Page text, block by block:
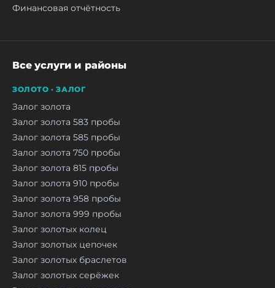
Финансовая отчётность
Все услуги и районы
ЗОЛОТО · ЗАЛОГ
Залог золота
Залог золота 583 пробы
Залог золота 585 пробы
Залог золота 750 пробы
Залог золота 815 пробы
Залог золота 910 пробы
Залог золота 958 пробы
Залог золота 999 пробы
Залог золотых колец
Залог золотых цепочек
Залог золотых браслетов
Залог золотых серёжек